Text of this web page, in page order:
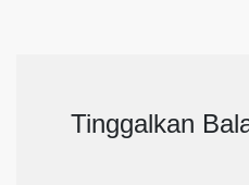
Tinggalkan